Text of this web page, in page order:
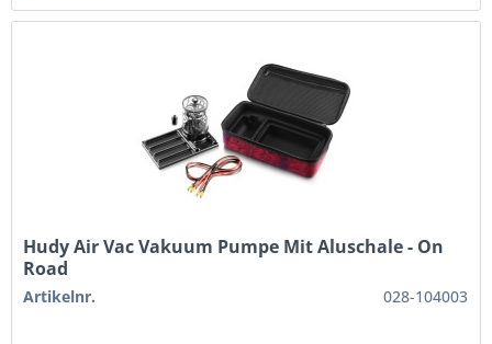
Hudy Air Vac Vakuum Pumpe Mit Aluschale - On
Road
Artikelnr. 028-104003